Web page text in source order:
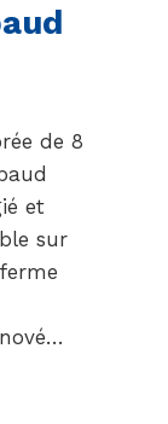
de 8
et
sur